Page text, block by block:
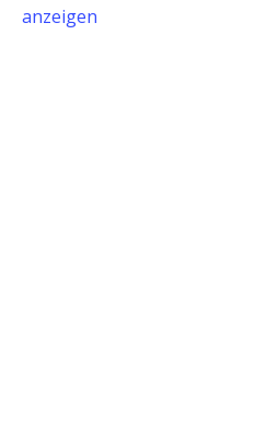
anzeigen